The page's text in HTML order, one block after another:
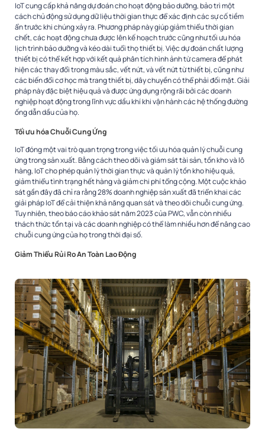
IoT cung cấp khả năng dự đoán cho hoạt động bảo dưỡng, bảo trì một
cách chủ động sử dụng dữ liệu thời gian thực để xác định các sự cố tiềm
ẩn trước khi chúng xảy ra. Phương pháp này giúp giảm thiểu thời gian
chết, các hoạt động chưa được lên kế hoạch trước cũng như tối ưu hóa
lịch trình bảo dưỡng và kéo dài tuổi thọ thiết bị. Việc dự đoán chất lượng
thiết bị có thể kết hợp với kết quả phân tích hình ảnh từ camera để phát
hiện các thay đổi trong màu sắc, vết nứt, và vết nứt từ thiết bị, cũng như
các biến đổi cơ học mà trang thiết bị, dây chuyền có thể phải đối mặt. Giải
pháp này đặc biệt hiệu quả và được ứng dụng rộng rãi bởi các doanh
nghiệp hoạt động trong lĩnh vực dầu khí khi vận hành các hệ thống đường
ống dẫn dầu của họ.
Tối ưu hóa Chuỗi Cung Ứng
IoT đóng một vai trò quan trọng trong việc tối ưu hóa quản lý chuỗi cung
ứng trong sản xuất. Bằng cách theo dõi và giám sát tài sản, tồn kho và lô
hàng, IoT cho phép quản lý thời gian thực và quản lý tồn kho hiệu quả,
giảm thiểu tình trạng hết hàng và giảm chi phí tổng cộng. Một cuộc khảo
sát gần đây đã chỉ ra rằng 28% doanh nghiệp sản xuất đã triển khai các
giải pháp IoT để cải thiện khả năng quan sát và theo dõi chuỗi cung ứng.
Tuy nhiên, theo báo cáo khảo sát năm 2023 của PWC, vẫn còn nhiều
thách thức tồn tại và các doanh nghiệp có thể làm nhiều hơn để nâng cao
chuỗi cung ứng của họ trong thời đại số.
Giảm Thiểu Rủi Ro An Toàn Lao Động